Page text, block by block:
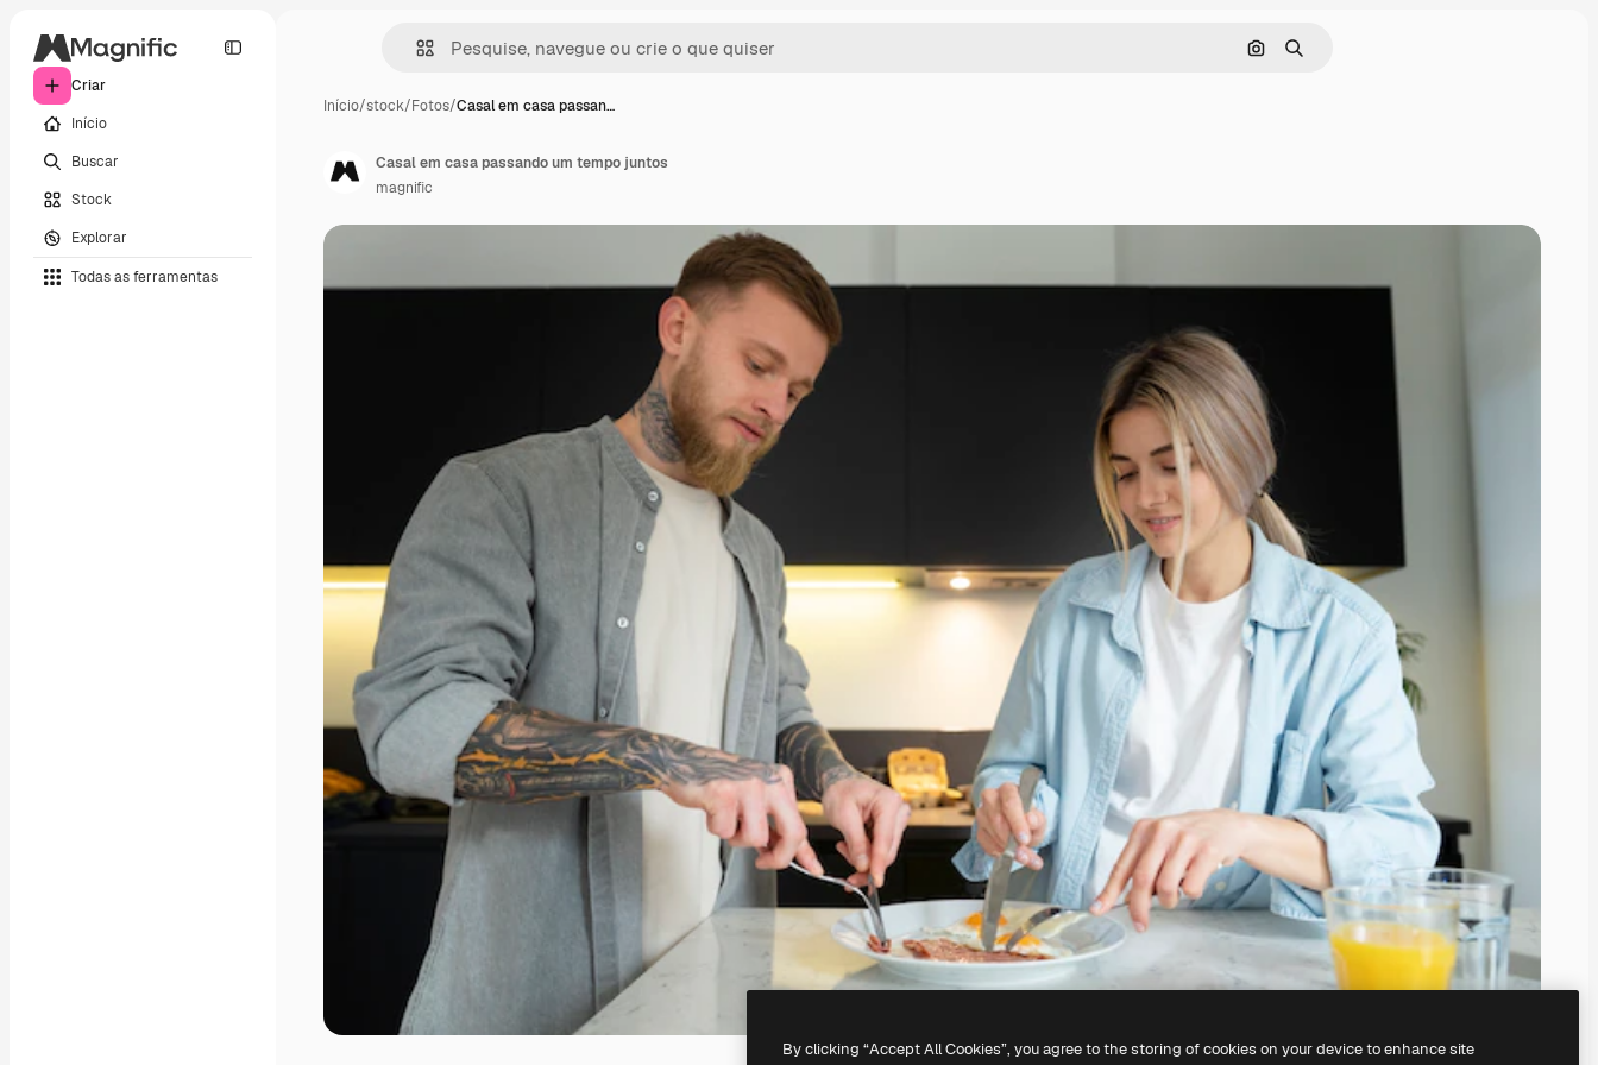
Criar
Início
Buscar
Stock
Explorar
Todas as ferramentas
Pesquisar por imagem
Buscar
Início/stock/Fotos/Casal em casa passan…
Casal em casa passando um tempo juntos
magnific
By clicking “Accept All Cookies”, you agree to the storing of cookies on your device to enhance site